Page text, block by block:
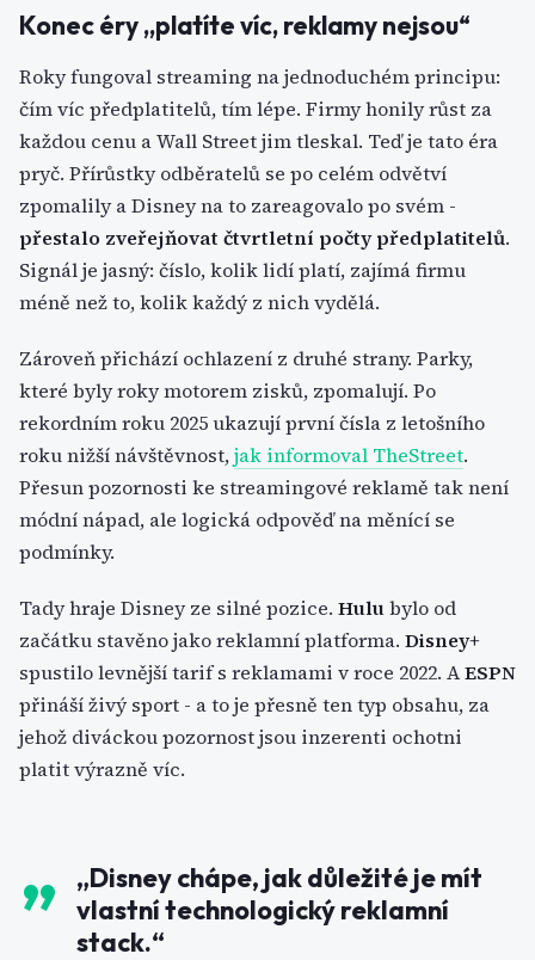
Konec éry „platíte víc, reklamy nejsou“
Roky fungoval streaming na jednoduchém principu:
čím víc předplatitelů, tím lépe. Firmy honily růst za
každou cenu a Wall Street jim tleskal. Teď je tato éra
pryč. Přírůstky odběratelů se po celém odvětví
zpomalily a Disney na to zareagovalo po svém -
přestalo zveřejňovat čtvrtletní počty předplatitelů.
Signál je jasný: číslo, kolik lidí platí, zajímá firmu
méně než to, kolik každý z nich vydělá.
Zároveň přichází ochlazení z druhé strany. Parky,
které byly roky motorem zisků, zpomalují. Po
rekordním roku 2025 ukazují první čísla z letošního
roku nižší návštěvnost,jak informoval TheStreet.
Přesun pozornosti ke streamingové reklamě tak není
módní nápad, ale logická odpověď na měnící se
podmínky.
Tady hraje Disney ze silné pozice. Hulubylo od
začátku stavěno jako reklamní platforma. Disney+
spustilo levnější tarif s reklamami v roce 2022. AESPN
přináší živý sport - a to je přesně ten typ obsahu, za
jehož diváckou pozornost jsou inzerenti ochotni
platit výrazně víc.
„Disney chápe, jak důležité je mít
vlastní technologický reklamní
stack.“